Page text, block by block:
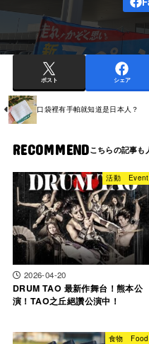
ポスト シェア
口袋裡有手帕就知道是日本人？
RECOMMEND
活動 Event
2026-04-20
DRUM TAO 最新作舞台！熊本公
演！TAO之丘絕讚公演中！
食物 Food